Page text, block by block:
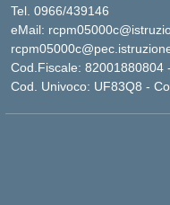
Tel. 0966/439146
eMail:
Cod.Fiscale: 82001880804
Cod. Univoco: UF83Q8 -